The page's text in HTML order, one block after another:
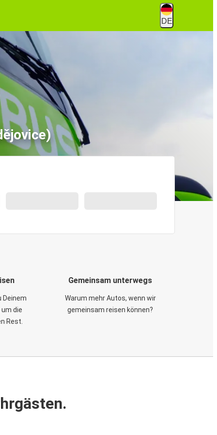
DE
Deinem
die
Rest.
Gemeinsam unterwegs
Warum mehr Autos, wenn wir
gemeinsam reisen können?